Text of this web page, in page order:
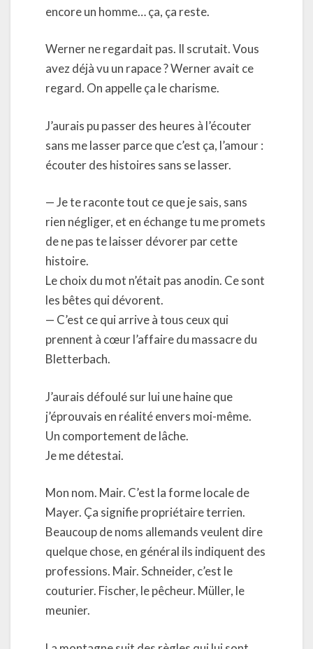
encore un homme… ça, ça reste.
Werner ne regardait pas. Il scrutait. Vous
avez déjà vu un rapace ? Werner avait ce
regard. On appelle ça le charisme.
J’aurais pu passer des heures à l’écouter
sans me lasser parce que c’est ça, l’amour :
écouter des histoires sans se lasser.
— Je te raconte tout ce que je sais, sans
rien négliger, et en échange tu me promets
de ne pas te laisser dévorer par cette
histoire.
Le choix du mot n’était pas anodin. Ce sont
les bêtes qui dévorent.
— C’est ce qui arrive à tous ceux qui
prennent à cœur l’affaire du massacre du
Bletterbach.
J’aurais défoulé sur lui une haine que
j’éprouvais en réalité envers moi-même.
Un comportement de lâche.
Je me détestai.
Mon nom. Mair. C’est la forme locale de
Mayer. Ça signifie propriétaire terrien.
Beaucoup de noms allemands veulent dire
quelque chose, en général ils indiquent des
professions. Mair. Schneider, c’est le
couturier. Fischer, le pêcheur. Müller, le
meunier.